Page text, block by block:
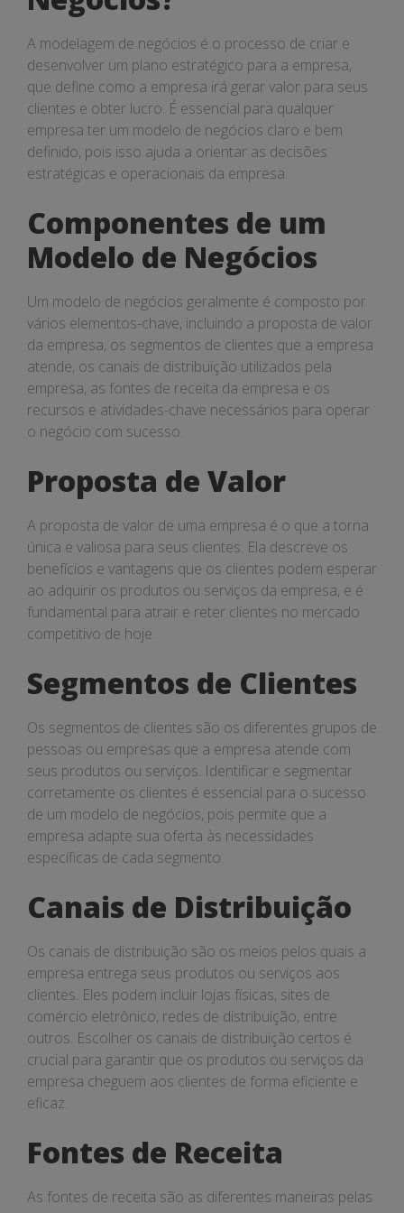
A modelagem de negócios é o processo de criar e
desenvolver um plano estratégico para a empresa,
que define como a empresa irá gerar valor para seus
clientes e obter lucro. É essencial para qualquer
empresa ter um modelo de negócios claro e bem
definido, pois isso ajuda a orientar as decisões
estratégicas e operacionais da empresa.
Componentes de um
Modelo de Negócios
Um modelo de negócios geralmente é composto por
vários elementos-chave, incluindo a proposta de valor
da empresa, os segmentos de clientes que a empresa
atende, os canais de distribuição utilizados pela
empresa, as fontes de receita da empresa e os
recursos e atividades-chave necessários para operar
o negócio com sucesso.
Proposta de Valor
A proposta de valor de uma empresa é o que a torna
única e valiosa para seus clientes. Ela descreve os
benefícios e vantagens que os clientes podem esperar
ao adquirir os produtos ou serviços da empresa, e é
fundamental para atrair e reter clientes no mercado
competitivo de hoje.
Segmentos de Clientes
Os segmentos de clientes são os diferentes grupos de
pessoas ou empresas que a empresa atende com
seus produtos ou serviços. Identificar e segmentar
corretamente os clientes é essencial para o sucesso
de um modelo de negócios, pois permite que a
empresa adapte sua oferta às necessidades
específicas de cada segmento.
Canais de Distribuição
Os canais de distribuição são os meios pelos quais a
empresa entrega seus produtos ou serviços aos
clientes. Eles podem incluir lojas físicas, sites de
comércio eletrônico, redes de distribuição, entre
outros. Escolher os canais de distribuição certos é
crucial para garantir que os produtos ou serviços da
empresa cheguem aos clientes de forma eficiente e
eficaz.
Fontes de Receita
As fontes de receita são as diferentes maneiras pelas